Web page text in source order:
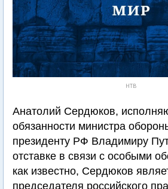
НТВ
Анатолий Сердюков,
обязанности министра
президенту РФ Владимиру
отставке в связи с особыми
как известно, Сердюков
председателя российского